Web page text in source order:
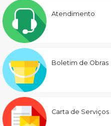
Atendimento
Boletim de Obras
Carta de Serviços